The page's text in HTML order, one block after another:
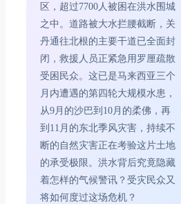
区，超过7700人被困在洪水围城
之中。道路被大水拦腰截断，关
丹通往北根的主要干道已全面封
闭，救援人员正紧急用罗厘疏散
受困民众。这已是马来西亚三个
月内遭遇的第四轮大规模水患，
从9月的沙巴到10月的柔佛，再
到11月的东北季风灾害，持续不
断的自然灾害正在考验这片土地
的承受极限。洪水背后究竟隐藏
着怎样的气候警讯？受灾民众又
将如何度过这场危机？